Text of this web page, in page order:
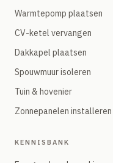
Warmtepomp plaatsen
CV-ketel vervangen
Dakkapel plaatsen
Spouwmuur isoleren
Tuin & hovenier
Zonnepanelen installeren
KENNISBANK